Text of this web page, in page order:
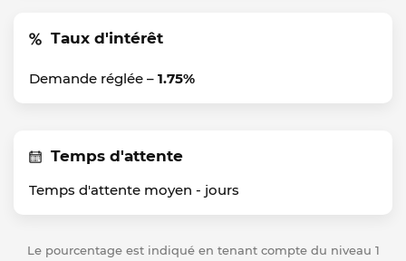
Taux d'intérêt
Demande réglée – 1.75%
Temps d'attente
Temps d'attente moyen - jours
Le pourcentage est indiqué en tenant compte du niveau 1